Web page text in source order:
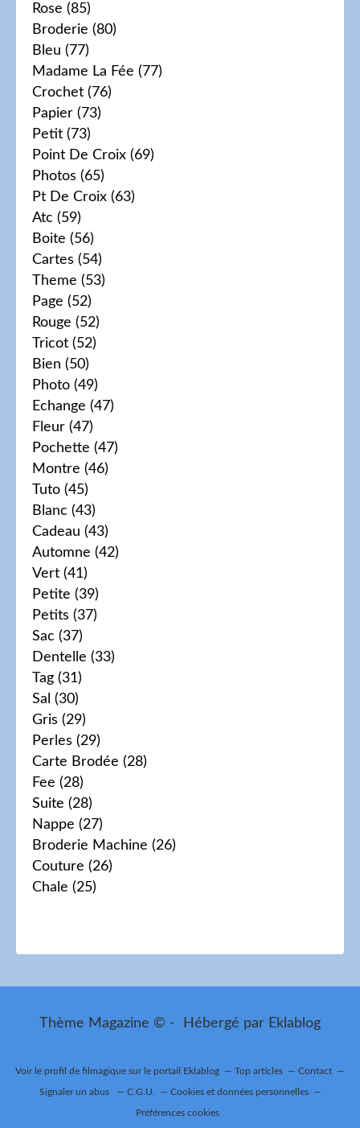
Rose (85)
Broderie (80)
Bleu (77)
Madame La Fée (77)
Crochet (76)
Papier (73)
Petit (73)
Point De Croix (69)
Photos (65)
Pt De Croix (63)
Atc (59)
Boite (56)
Cartes (54)
Theme (53)
Page (52)
Rouge (52)
Tricot (52)
Bien (50)
Photo (49)
Echange (47)
Fleur (47)
Pochette (47)
Montre (46)
Tuto (45)
Blanc (43)
Cadeau (43)
Automne (42)
Vert (41)
Petite (39)
Petits (37)
Sac (37)
Dentelle (33)
Tag (31)
Sal (30)
Gris (29)
Perles (29)
Carte Brodée (28)
Fee (28)
Suite (28)
Nappe (27)
Broderie Machine (26)
Couture (26)
Chale (25)
Thème Magazine © - Hébergé par Eklablog
Voir le profil de filmagique sur le portail Eklablog Top articles Contact
Signaler un abus C.G.U. Cookies et données personnelles
Préférences cookies